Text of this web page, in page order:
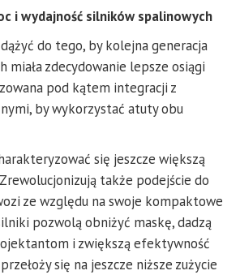
i wydajność silników spalinowych
do tego, by kolejna generacja
miała zdecydowanie lepsze osiągi
pod kątem integracji z
by wykorzystać atuty obu
się jeszcze większą
także podejście do
ze względu na swoje kompaktowe
pozwolą obniżyć maskę, dadzą
i zwiększą efektywność
się na jeszcze niższe zużycie